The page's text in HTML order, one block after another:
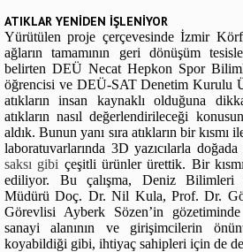
ATIKLAR YENİDEN İŞLENİYOR
Yürütülen proje çerçevesinde İzmir
ağların tamamının geri dönüşüm
belirten DEÜ Necat Hepkon Spor
öğrencisi ve DEÜ-SAT Denetim Kurulu
atıkların insan kaynaklı olduğuna
atıkların nasıl değerlendirileceği
aldık. Bunun yanı sıra atıkların bir
laboratuvarlarında 3D yazıcılarla
saksı gibi çeşitli ürünler ürettik. Bir
ediliyor. Bu çalışma, Deniz Bilimleri
Müdürü Doç. Dr. Nil Kula, Prof. Dr.
Görevlisi Ayberk Sözen’in
sanayi alanının ve girişimcilerin
koyabildiği gibi, ihtiyaç sahipleri için de